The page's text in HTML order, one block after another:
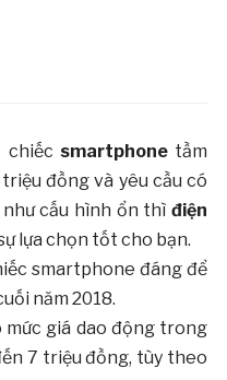
chiếc smartphonetầm
đồng và yêu cầu có
cấu hình ổn thìđiện
lựa chọn tốt cho bạn.
smartphone đáng để
năm 2018.
giá dao động trong
7 triệu đồng, tùy theo